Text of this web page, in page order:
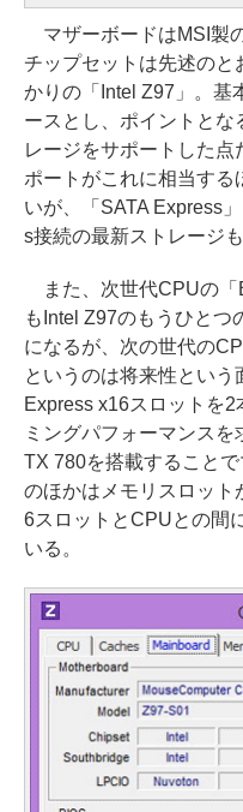
マザーボードはMSI製
チップセットは先述のと
かりの「Intel Z97」。基
ースとし、ポイントとな
レージをサポートした
ポートがこれに相当する
いが、「SATA Express
s接続の最新ストレージ
また、次世代CPUの「
もIntel Z97のもうひとつ
になるが、次の世代の
というのは将来性という
Express x16スロットを
ミングパフォーマンス
TX 780を搭載すること
のほかはメモリスロット
6スロットとCPUとの間
いる。